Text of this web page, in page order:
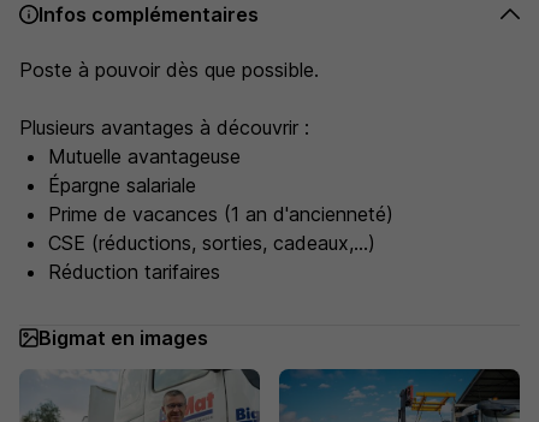
Infos complémentaires
Poste à pouvoir dès que possible.
Plusieurs avantages à découvrir :
Mutuelle avantageuse
Épargne salariale
Prime de vacances (1 an d'ancienneté)
CSE (réductions, sorties, cadeaux,...)
Réduction tarifaires
Bigmat en images